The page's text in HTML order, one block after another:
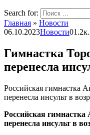
Search for:
Главная » Новости
06.10.2023Новости01.2к.
Гимнастка
перенесла
Российская гимнастка
перенесла инсульт в
Российская гимнастка
перенесла инсульт в